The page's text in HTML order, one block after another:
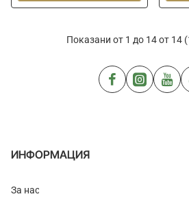
Strong
S66L
1.5-
12g
Показани от 1 до 14 от 14
ИНФОРМАЦИЯ
За нас